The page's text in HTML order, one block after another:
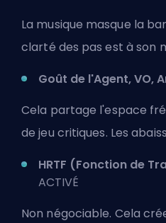
La musique masque la
clarté des pas est à son
Goût de l'Agent, VO,
Cela partage l'espace
de jeu critiques. Les
HRTF (Fonction de
ACTIVÉ
Non négociable. Cela